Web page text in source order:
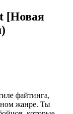
[Новая
файтинга,
жанре. Ты